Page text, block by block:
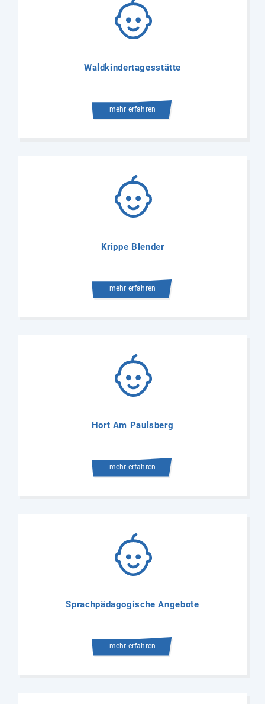
Waldkindertagesstätte
mehr erfahren
Krippe Blender
mehr erfahren
Hort Am Paulsberg
mehr erfahren
Sprachpädagogische Angebote
mehr erfahren